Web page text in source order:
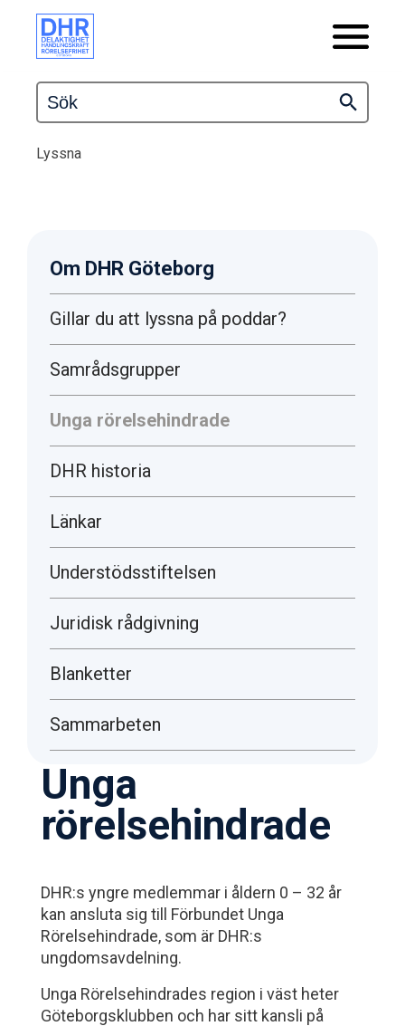
Lyssna
Unga
rörelsehindrade
DHR:s yngre medlemmar i åldern 0 – 32 år
kan ansluta sig till Förbundet Unga
Rörelsehindrade, som är DHR:s
ungdomsavdelning.
Unga Rörelsehindrades region i väst heter
Göteborgsklubben och har sitt kansli på
Om DHR Göteborg
Gillar du att lyssna på poddar?
Samrådsgrupper
Unga rörelsehindrade
DHR historia
Länkar
Understödsstiftelsen
Juridisk rådgivning
Blanketter
Sammarbeten